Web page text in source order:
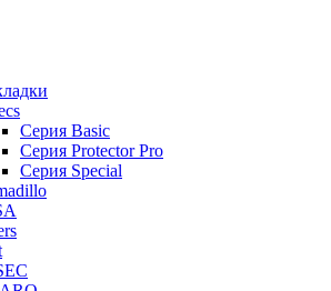
Серия Basic
Серия Protector Pro
Серия Special